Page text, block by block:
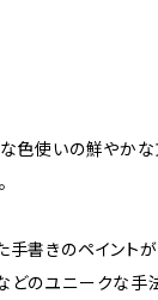
色使いの鮮やかな
書きのペイント
のユニークな手